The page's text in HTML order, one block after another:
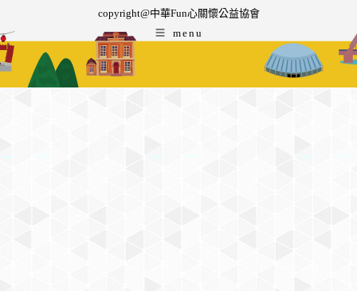
copyright@中華Fun心關懷公益協會
menu